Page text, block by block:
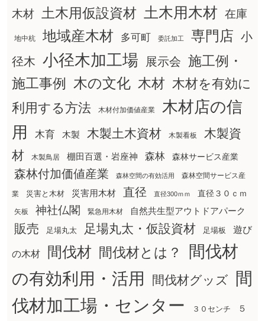
木材
土木用仮設資材 土木用木材 在庫
地中杭 地域産木材 多可町 委託加工 専門店 小
径木 小径木加工場 展示会 施工例・
施工事例
木の文化 木材 木材を有効に
利用する方法
木材付加価値産業
木材店の信
用
木育 木製 木製土木資材 木製看板
木製資
材
木製鳥居 棚田百選・岩座神 森林 森林サービス産業
森林付加価値産業 森林空間の有効活用 森林空間サービス産
業 災害と木材 災害用木材 直径 直径300ｍｍ 直径３０ｃｍ
矢板 神社仏閣 緊急用木材 自然共生型アウトドアパーク
販売 足場丸太 足場丸太・仮設資材 足場板 遊び
の木材 間伐材 間伐材とは？
間伐材
の有効利用・活用
間伐材グッズ
間
伐材加工場・センター
３０センチ ５